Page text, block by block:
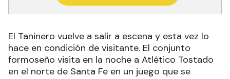
El Taninero vuelve a salir a escena y esta vez lo
hace en condición de visitante. El conjunto
formoseño visita en la noche a Atlético Tostado
en el norte de Santa Fe en un juego que se